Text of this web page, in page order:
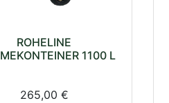
ROHELINE
1100 L
265,00 €